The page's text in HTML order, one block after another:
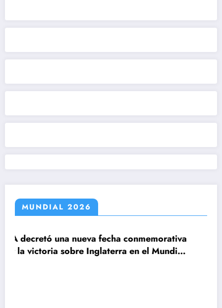
MUNDIAL 2026
conmemorativa
en el Mundial